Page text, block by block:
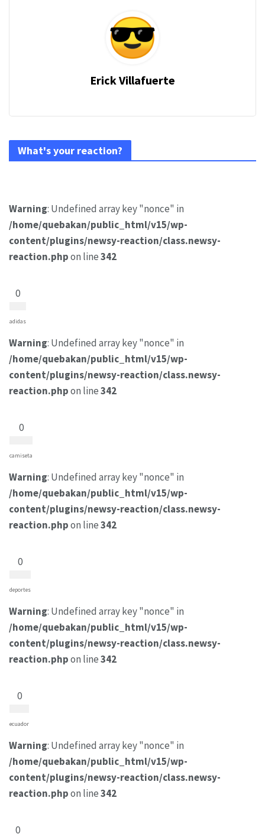
Erick Villafuerte
What's your reaction?
Warning: Undefined array key "nonce" in
/home/quebakan/public_html/v15/wp-
content/plugins/newsy-reaction/class.newsy-
reaction.phpon line342
0
adidas
Warning: Undefined array key "nonce" in
/home/quebakan/public_html/v15/wp-
content/plugins/newsy-reaction/class.newsy-
reaction.phpon line342
0
camiseta
Warning: Undefined array key "nonce" in
/home/quebakan/public_html/v15/wp-
content/plugins/newsy-reaction/class.newsy-
reaction.phpon line342
0
deportes
Warning: Undefined array key "nonce" in
/home/quebakan/public_html/v15/wp-
content/plugins/newsy-reaction/class.newsy-
reaction.phpon line342
0
ecuador
Warning: Undefined array key "nonce" in
/home/quebakan/public_html/v15/wp-
content/plugins/newsy-reaction/class.newsy-
reaction.phpon line342
0